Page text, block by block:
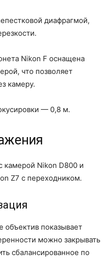
диафрагмой,
Nikon F оснащена
что позволяет
камеру.
— 0,8 м.
камерой Nikon D800 и
Z7 с переходником.
объектив показывает
можно закрывать
сбалансированное по